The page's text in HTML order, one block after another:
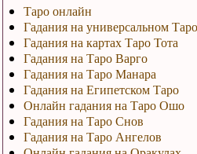
Таро онлайн
Гадания на универсальном Таро
Гадания на картах Таро Тота
Гадания на Таро Варго
Гадания на Таро Манара
Гадания на Египетском Таро
Онлайн гадания на Таро Ошо
Гадания на Таро Снов
Гадания на Таро Ангелов